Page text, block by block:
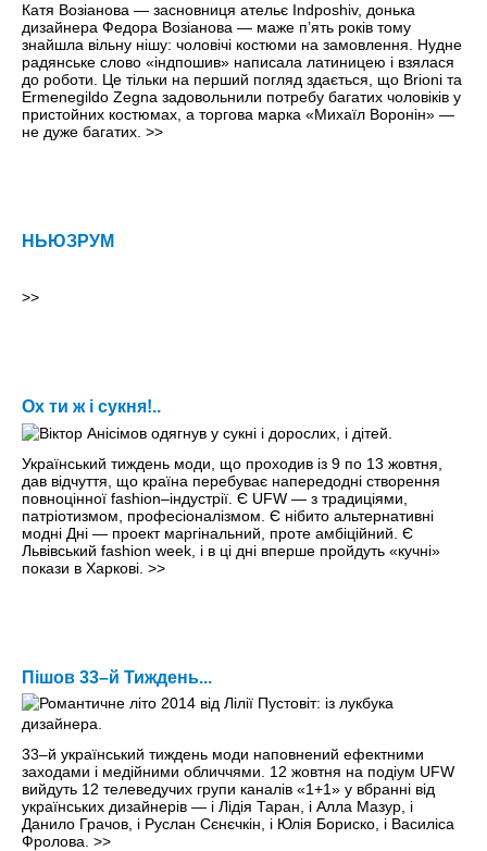
Катя Возіанова — засновниця ательє Indposhiv, донька
дизайнера Федора Возіанова — маже п’ять рокiв тому
знайшла вільну нішу: чоловічі костюми на замовлення. Нудне
радянське слово «індпошив» написала латиницею і взялася
до роботи. Це тільки на перший погляд здається, що Brioni та
Ermenegildo Zegna задовольнили потребу багатих чоловіків у
пристойних ко­стюмах, а торгова марка «Михаїл Воронін» —
не дуже багатих. >>
НЬЮЗРУМ
>>
Ох ти ж і сукня!..
Український тиждень моди, що проходив iз 9 по 13 жовтня,
дав відчуття, що країна перебуває напередодні створення
повноцінної fashion–індустрії. Є UFW — з традиціями,
патріотизмом, професіоналізмом. Є нібито альтернативні
модні Дні — проект маргінальний, проте амбіційний. Є
Львівський fashion week, і в ці дні вперше пройдуть «кучні»
покази в Харкові. >>
Пішов 33–й Тиждень...
33–й український тиждень моди наповнений ефектними
заходами і медійними обличчями. 12 жовтня на подіум UFW
вийдуть 12 телеведучих групи каналів «1+1» у вбранні від
українських дизайнерів — і Лідія Таран, і Алла Мазур, і
Данило Грачов, і Руслан Сєнєчкін, і Юлія Бориско, і Василіса
Фролова. >>